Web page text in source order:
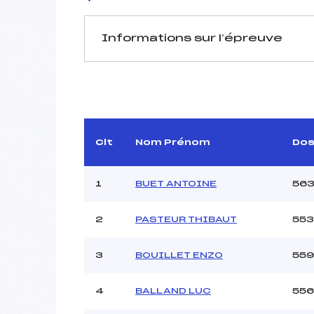
Informations sur l’épreuve
D.T Adjoint :
Coefficient :
Style :
Clt Nom Prénom Dos
1 BUET ANTOINE 563
2 PASTEUR THIBAUT 553
3 BOUILLET ENZO 559
4 BALLAND LUC 556